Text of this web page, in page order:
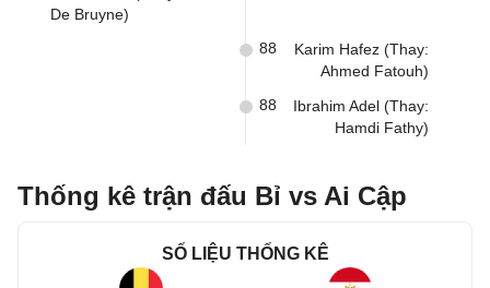
De Bruyne)
Karim Hafez (Thay:
Ahmed Fatouh)
88
Ibrahim Adel (Thay:
Hamdi Fathy)
88
Thống kê trận đấu Bỉ vs Ai Cập
SỐ LIỆU THỐNG KÊ